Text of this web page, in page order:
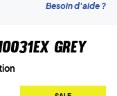
Besoin d'aide ?
Grey